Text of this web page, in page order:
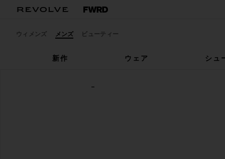
ウィメンズ メンズ ビューティー
新作 ウェア シュ
XT-6 スニーカー